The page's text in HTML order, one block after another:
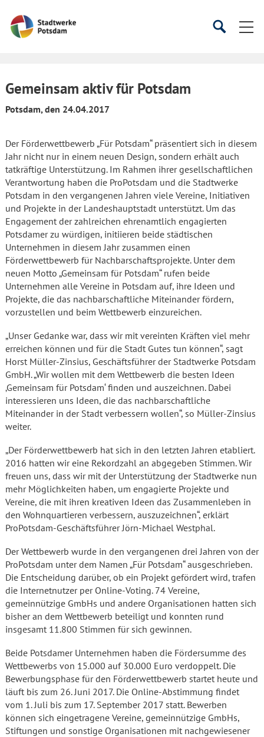
Startseite
SucheSuche
Gemeinsam aktiv für Potsdam
Potsdam, den 24.04.2017
Der Förderwettbewerb „Für Potsdam“ präsentiert sich in diesem
Jahr nicht nur in einem neuen Design, sondern erhält auch
tatkräftige Unterstützung. Im Rahmen ihrer gesellschaftlichen
Verantwortung haben die ProPotsdam und die Stadtwerke
Potsdam in den vergangenen Jahren viele Vereine, Initiativen
und Projekte in der Landeshauptstadt unterstützt. Um das
Engagement der zahlreichen ehrenamtlich engagierten
Potsdamer zu würdigen, initiieren beide städtischen
Unternehmen in diesem Jahr zusammen einen
Förderwettbewerb für Nachbarschaftsprojekte. Unter dem
neuen Motto „Gemeinsam für Potsdam“ rufen beide
Unternehmen alle Vereine in Potsdam auf, ihre Ideen und
Projekte, die das nachbarschaftliche Miteinander fördern,
vorzustellen und beim Wettbewerb einzureichen.
„Unser Gedanke war, dass wir mit vereinten Kräften viel mehr
erreichen können und für die Stadt Gutes tun können“, sagt
Horst Müller-Zinsius, Geschäftsführer der Stadtwerke Potsdam
GmbH. „Wir wollen mit dem Wettbewerb die besten Ideen
‚Gemeinsam für Potsdam‘ finden und auszeichnen. Dabei
interessieren uns Ideen, die das nachbarschaftliche
Miteinander in der Stadt verbessern wollen“, so Müller-Zinsius
weiter.
„Der Förderwettbewerb hat sich in den letzten Jahren etabliert.
2016 hatten wir eine Rekordzahl an abgegeben Stimmen. Wir
freuen uns, dass wir mit der Unterstützung der Stadtwerke nun
mehr Möglichkeiten haben, um engagierte Projekte und
Vereine, die mit ihren kreativen Ideen das Zusammenleben in
den Wohnquartieren verbessern, auszuzeichnen“, erklärt
ProPotsdam-Geschäftsführer Jörn-Michael Westphal.
Der Wettbewerb wurde in den vergangenen drei Jahren von der
ProPotsdam unter dem Namen „Für Potsdam“ ausgeschrieben.
Die Entscheidung darüber, ob ein Projekt gefördert wird, trafen
die Internetnutzer per Online-Voting. 74 Vereine,
gemeinnützige GmbHs und andere Organisationen hatten sich
bisher an dem Wettbewerb beteiligt und konnten rund
insgesamt 11.800 Stimmen für sich gewinnen.
Beide Potsdamer Unternehmen haben die Fördersumme des
Wettbewerbs von 15.000 auf 30.000 Euro verdoppelt. Die
Bewerbungsphase für den Förderwettbewerb startet heute und
läuft bis zum 26. Juni 2017. Die Online-Abstimmung findet
vom 1. Juli bis zum 17. September 2017 statt. Bewerben
können sich eingetragene Vereine, gemeinnützige GmbHs,
Stiftungen und sonstige Organisationen mit nachgewiesener